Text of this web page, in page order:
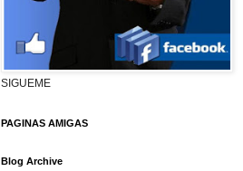
SIGUEME
PAGINAS AMIGAS
Blog Archive